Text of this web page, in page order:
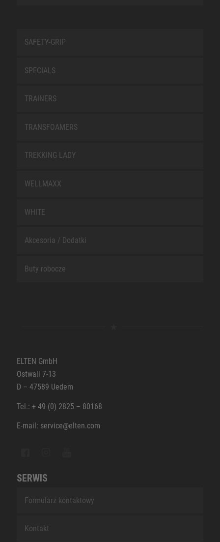
SAFETY-GRIP
SPECIALS
TRAINERS
TRANSFOAMERS
TREKKING LADY
WELLMAXX
WHITE
Akcesoria / Dodatki
Buty robocze
ELTEN GmbH
Ostwall 7-13
D – 47589 Uedem
Tel.: + 49 (0) 2825 – 80168
E-mail: service@elten.com
SERWIS
Formularz kontaktowy
Kontakt